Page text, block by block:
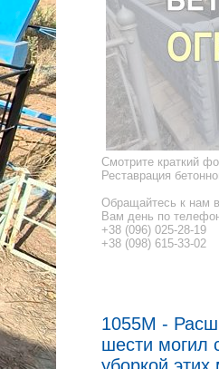
Смотрите краткий
Реставрация
Обращайтесь к нам
Вам день по
+38 (096) 025-28-19
+38 (098) 615-33-02
1055M -
шести могил
уборкой